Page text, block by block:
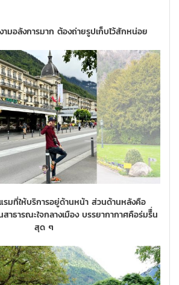
ามอลังการมาก ต้องถ่ายรูปเก็บไว้สักหน่อย
รมที่ให้บริการอยู่ด้านหน้า ส่วนด้านหลังคือ
าธารณะใจกลางเมือง บรรยากากาศคือร่มรืื่น
สุด ๆ